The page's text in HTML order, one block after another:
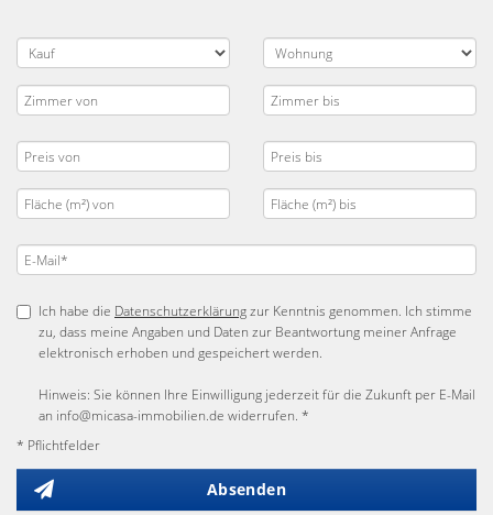
Ich habe die Datenschutzerklärungzur Kenntnis genommen. Ich stimme
zu, dass meine Angaben und Daten zur Beantwortung meiner Anfrage
elektronisch erhoben und gespeichert werden.
Hinweis: Sie können Ihre Einwilligung jederzeit für die Zukunft per E-Mail
an info@micasa-immobilien.de widerrufen. *
* Pflichtfelder
Absenden